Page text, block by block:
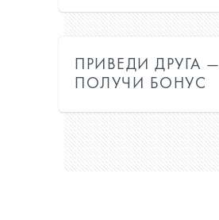
ПРИВЕДИ ДРУГА —
ПОЛУЧИ БОНУС